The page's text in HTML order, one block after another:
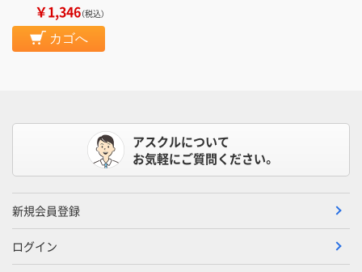
￥1,346（税込）
カゴへ
アスクルについて
お気軽にご質問ください。
新規会員登録
ログイン